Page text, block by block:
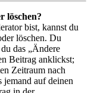
löschen?
bist, kannst du
löschen. Du
das „Ändere
Beitrag anklickst;
Zeitraum nach
jemand auf deinen